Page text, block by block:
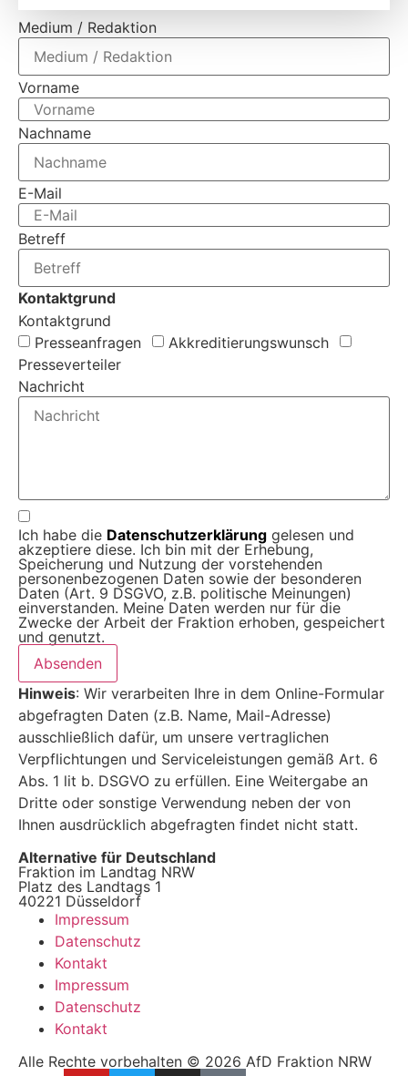
Medium / Redaktion
Vorname
Nachname
E-Mail
Betreff
Kontaktgrund
Kontaktgrund
Presseanfragen
Akkreditierungs­wunsch
Presseverteiler
Nachricht
Ich habe die Datenschutz­erklärung gelesen und
akzeptiere diese. Ich bin mit der Erhebung,
Speicherung und Nutzung der vorstehenden
personenbezogenen Daten sowie der besonderen
Daten (Art. 9 DSGVO, z.B. politische Meinungen)
einverstanden. Meine Daten werden nur für die
Zwecke der Arbeit der Fraktion erhoben, gespeichert
und genutzt.
Absenden
Hinweis: Wir verarbeiten Ihre in dem Online-Formular
abgefragten Daten (z.B. Name, Mail-Adresse)
ausschließlich dafür, um unsere vertraglichen
Verpflichtungen und Serviceleistungen gemäß Art. 6
Abs. 1 lit b. DSGVO zu erfüllen. Eine Weitergabe an
Dritte oder sonstige Verwendung neben der von
Ihnen ausdrücklich abgefragten findet nicht statt.
Alternative für Deutschland
Fraktion im Landtag NRW
Platz des Landtags 1
40221 Düsseldorf
Impressum
Datenschutz
Kontakt
Impressum
Datenschutz
Kontakt
Alle Rechte vorbehalten © 2026 AfD Fraktion NRW